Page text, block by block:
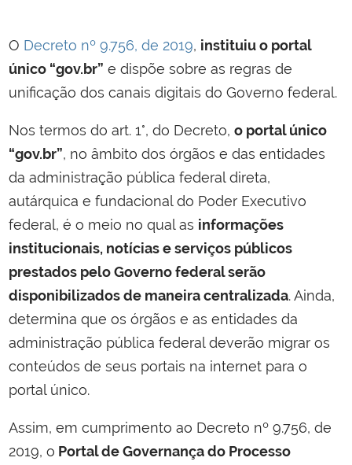
O Decreto nº 9.756, de 2019, instituiu o portal
único “gov.br” e dispõe sobre as regras de
unificação dos canais digitais do Governo federal.
Nos termos do art. 1°, do Decreto, o portal único
“gov.br”, no âmbito dos órgãos e das entidades
da administração pública federal direta,
autárquica e fundacional do Poder Executivo
federal, é o meio no qual as informações
institucionais, notícias e serviços públicos
prestados pelo Governo federal serão
disponibilizados de maneira centralizada. Ainda,
determina que os órgãos e as entidades da
administração pública federal deverão migrar os
conteúdos de seus portais na internet para o
portal único.
Assim, em cumprimento ao Decreto nº 9.756, de
2019, o Portal de Governança do Processo